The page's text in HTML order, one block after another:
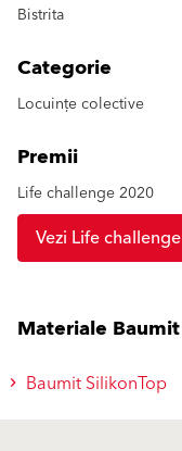
Bistrita
Categorie
Locuințe colective
Premii
Life challenge 2020
Vezi Life
Materiale Baumit
Baumit SilikonTop